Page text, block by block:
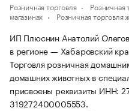
Розничная торговля
Розничная
магазинах
Розничная
ИП Плюснин Анатолий
в регионе — Хабаровский
Торговля розничная
домашних животных в
присвоены реквизиты ИНН:
319272400005553.